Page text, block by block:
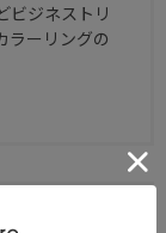
ビジネストリ
ラーリングの